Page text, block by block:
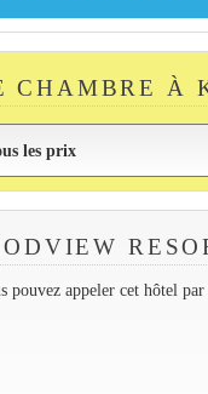
CHAMBRE À
appeler cet hôtel